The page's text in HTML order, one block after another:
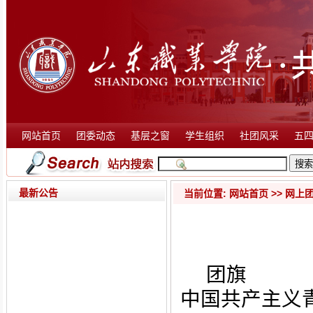
网站首页 团委动态 基层之窗 学生组织 社团风采 五
最新公告 当前位置: 网站首页 >> 网上
团旗
中国共产主义